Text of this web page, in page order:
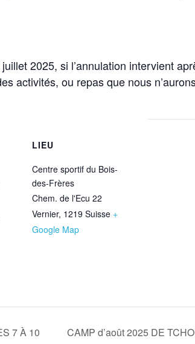
2025, si l’annulation intervient
activités, ou repas que nous
LIEU
Centre sportif du Bois-
des-Frères
Chem. de l'Ecu 22
Vernier, 1219 Suisse +
Google Map
7 À 10
CAMP d’août 2025 DE